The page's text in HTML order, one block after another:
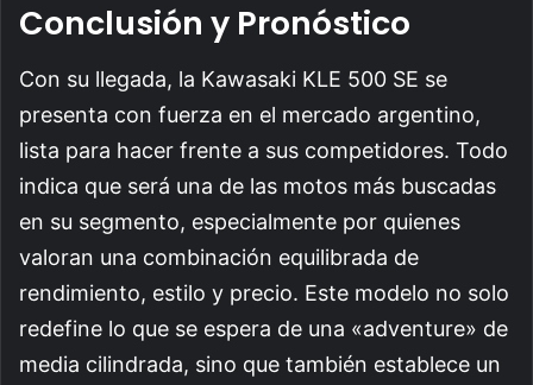
Conclusión y Pronóstico
Con su llegada, la Kawasaki KLE 500 SE se
presenta con fuerza en el mercado argentino,
lista para hacer frente a sus competidores. Todo
indica que será una de las motos más buscadas
en su segmento, especialmente por quienes
valoran una combinación equilibrada de
rendimiento, estilo y precio. Este modelo no solo
redefine lo que se espera de una «adventure» de
media cilindrada, sino que también establece un